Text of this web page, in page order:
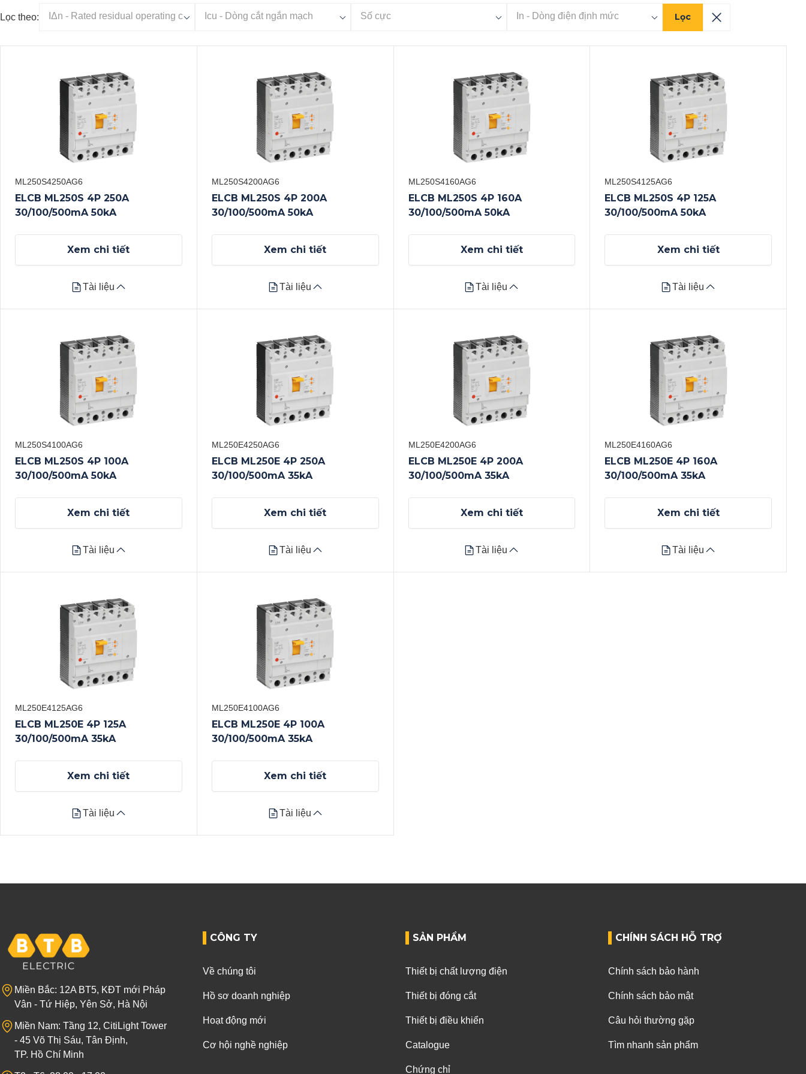
Lọc theo: Lọc
ML250S4250AG6
ELCB ML250S 4P 250A
30/100/500mA 50kA
Xem chi tiết
Tài liệu
Datasheet
ML250S4200AG6
ELCB ML250S 4P 200A
30/100/500mA 50kA
Xem chi tiết
Tài liệu
Datasheet
Xem tất cả
ML250S4160AG6
ELCB ML250S 4P 160A
30/100/500mA 50kA
Xem chi tiết
Tài liệu
Datasheet
ML250S4125AG6
ELCB ML250S 4P 125A
30/100/500mA 50kA
Xem chi tiết
Tài liệu
Datasheet
ML250S4100AG6
ELCB ML250S 4P 100A
30/100/500mA 50kA
Xem chi tiết
Tài liệu
Datasheet
ML250E4250AG6
ELCB ML250E 4P 250A
30/100/500mA 35kA
Xem chi tiết
Tài liệu
Datasheet
ML250E4200AG6
ELCB ML250E 4P 200A
30/100/500mA 35kA
Xem chi tiết
Tài liệu
ML250E4160AG6
ELCB ML250E 4P 160A
30/100/500mA 35kA
Xem chi tiết
Tài liệu
ML250E4125AG6
ELCB ML250E 4P 125A
30/100/500mA 35kA
Xem chi tiết
Tài liệu
Datasheet
ML250E4100AG6
ELCB ML250E 4P 100A
30/100/500mA 35kA
Xem chi tiết
Tài liệu
Datasheet
Miền Bắc: 12A BT5, KĐT mới Pháp
Vân - Tứ Hiệp, Yên Sở, Hà Nội
Miền Nam: Tầng 12, CitiLight Tower
- 45 Võ Thị Sáu, Tân Định,
TP. Hồ Chí Minh
CÔNG TY
Về chúng tôi
Hồ sơ doanh nghiệp
Hoạt động mới
Cơ hội nghề nghiệp
SẢN PHẨM
Thiết bị chất lượng điện
Thiết bị đóng cắt
Thiết bị điều khiển
Catalogue
Chứng chỉ
CHÍNH SÁCH HỖ TRỢ
Chính sách bảo hành
Chính sách bảo mật
Câu hỏi thường gặp
Tìm nhanh sản phẩm